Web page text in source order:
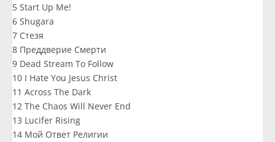
5 Start Up Me!
6 Shugara
7 Стезя
8 Преддверие Смерти
9 Dead Stream To Follow
10 I Hate You Jesus Christ
11 Across The Dark
12 The Chaos Will Never End
13 Lucifer Rising
14 Мой Ответ Религии